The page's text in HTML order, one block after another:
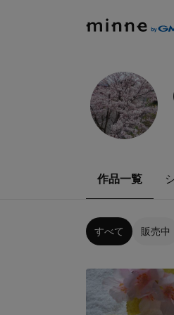
作品一覧
すべて 販売中